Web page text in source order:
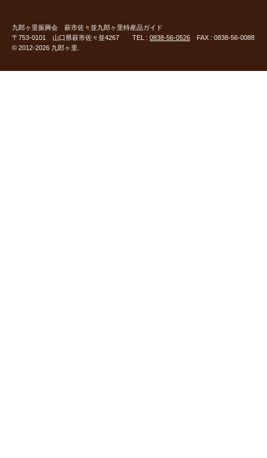
九郎ヶ里振興会 萩市佐々並九郎ヶ里特産品ガイド
〒753-0101 山口県萩市佐々並4267 TEL : 0838-56-0526 FAX : 0838-56-0088
© 2012-2026 九郎ヶ里.